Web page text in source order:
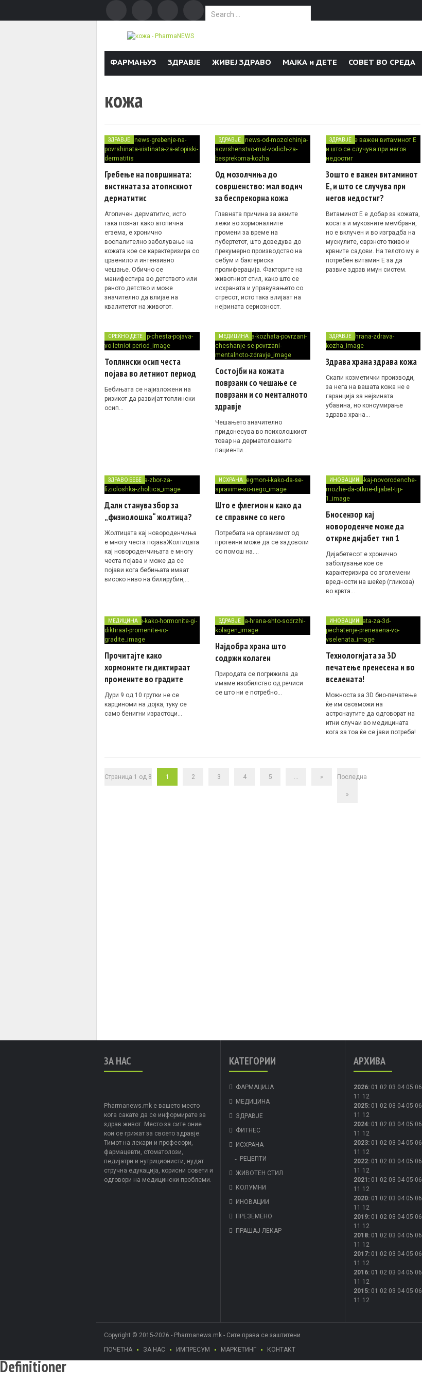
Search for:
ФАРМАЊУЗ ЗДРАВЈЕ ЖИВЕЈ ЗДРАВО МАЈКА и ДЕТЕ СОВЕТ ВО СРЕДА
кожа
ЗДРАВЈЕ
Гребење на површината:
вистината за атопискиот
дерматитис
Атопичен дерматитис, исто
така познат како атопична
егзема, е хронично
воспалително заболување на
кожата кое се карактеризира со
црвенило и интензивно
чешање. Обично се
манифестира во детството или
раното детство и може
значително да влијае на
квалитетот на животот.
ЗДРАВЈЕ
Од мозолчиња до
совршенство: мал водич
за беспрекорна кожа
Главната причина за акните
лежи во хормоналните
промени за време на
пубертетот, што доведува до
прекумерно производство на
себум и бактериска
пролиферација. Факторите на
животниот стил, како што се
исхраната и управувањето со
стресот, исто така влијаат на
нејзината сериозност.
ЗДРАВЈЕ
Зошто е важен витаминот
Е, и што се случува при
негов недостиг?
Витаминот Е е добар за кожата,
косата и мукозните мембрани,
но е вклучен и во изградба на
мускулите, сврзното ткиво и
крвните садови. На телото му е
потребен витамин Е за да
развие здрав имун систем.
СРЕЌНО ДЕТЕ
Топлински осип честа
појава во летниот период
Бебињата се најизложени на
ризикот да развијат топлински
осип…
МЕДИЦИНА
Состојби на кожата
поврзани со чешање се
поврзани и со менталното
здравје
Чешањето значително
придонесува во психолошкиот
товар на дерматолошките
пациенти…
ЗДРАВЈЕ
Здрава храна здрава кожа
Скапи козметички производи,
за нега на вашата кожа не е
гаранција за нејзината
убавина, но консумирање
здрава храна…
ЗДРАВО БЕБЕ
Дали станува збор за
„физиолошка“ жолтица?
Жолтицата кај новороденчиња
е многу честа појаваЖолтицата
кај новороденчињата е многу
честа појава и може да се
појави кога бебињата имаат
високо ниво на билирубин,…
ИСХРАНА
Што е флегмон и како да
се справиме со него
Потребата на организмот од
протеини може да се задоволи
со помош на….
ИНОВАЦИИ
Биосензор кај
новороденче може да
открие дијабет тип 1
Дијабетесот е хронично
заболување кое се
карактеризира со зголемени
вредности на шеќер (гликоза)
во крвта…
МЕДИЦИНА
Прочитајте како
хормоните ги диктираат
промените во градите
Дури 9 од 10 грутки не се
карциноми на дојка, туку се
само бенигни израстоци…
ЗДРАВЈЕ
Најдобра храна што
содржи колаген
Природата се погрижила да
имаме изобилство од речиси
се што ни е потребно…
ИНОВАЦИИ
Технологијата за 3D
печатење пренесена и во
вселената!
Можноста за 3D био-печатење
ќе им овозможи на
астронаутите да одговорат на
итни случаи во медицината
кога за тоа ќе се јави потреба!
Страница 1 од 8 1 2 3 4 5 ... » Последна
»
ЗА НАС
Pharmanews.mk е вашето место
кога сакате да се информирате за
здрав живот. Место за сите оние
кои се грижат за своето здравје.
Тимот на лекари и професори,
фармацевти, стоматолози,
педијатри и нутриционисти, нудат
стручна едукација, корисни совети и
одговори на медицински проблеми.
КАТЕГОРИИ
ФАРМАЦИЈА
МЕДИЦИНА
ЗДРАВЈЕ
ФИТНЕС
ИСХРАНА
РЕЦЕПТИ
ЖИВОТЕН СТИЛ
КОЛУМНИ
ИНОВАЦИИ
ПРЕЗЕМЕНО
ПРАШАЈ ЛЕКАР
АРХИВА
2026: 01 02 03 04 05 06
11 12
2025: 01 02 03 04 05 06
11 12
2024: 01 02 03 04 05 06
11 12
2023: 01 02 03 04 05 06
11 12
2022: 01 02 03 04 05 06
11 12
2021 : 01 02 03 04 05 06
11 12
2020: 01 02 03 04 05 06
11 12
2019: 01 02 03 04 05 06
11 12
2018: 01 02 03 04 05 06
11 12
2017: 01 02 03 04 05 06
11 12
2016: 01 02 03 04 05 06
11 12
2015: 01 02 03 04 05 06
11 12
Copyright © 2015-2026 - Pharmanews.mk - Сите права се заштитени
ПОЧЕТНА
ЗА НАС ИМПРЕСУМ МАРКЕТИНГ КОНТАКТ
Definitioner